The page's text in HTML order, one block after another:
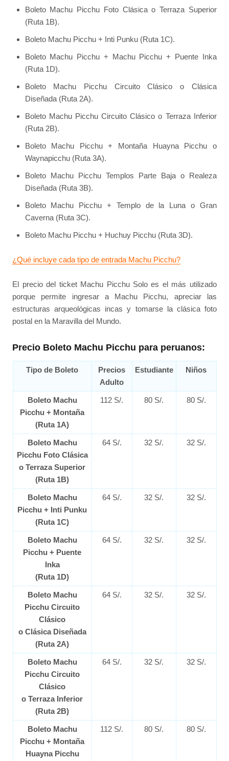
Boleto Machu Picchu Foto Clásica o Terraza Superior
(Ruta 1B).
Boleto Machu Picchu + Inti Punku (Ruta 1C).
Boleto Machu Picchu + Machu Picchu + Puente Inka
(Ruta 1D).
Boleto Machu Picchu Circuito Clásico o Clásica
Diseñada (Ruta 2A).
Boleto Machu Picchu Circuito Clásico o Terraza Inferior
(Ruta 2B).
Boleto Machu Picchu + Montaña Huayna Picchu o
Waynapicchu (Ruta 3A).
Boleto Machu Picchu Templos Parte Baja o Realeza
Diseñada (Ruta 3B).
Boleto Machu Picchu + Templo de la Luna o Gran
Caverna (Ruta 3C).
Boleto Machu Picchu + Huchuy Picchu (Ruta 3D).
¿Qué incluye cada tipo de entrada Machu Picchu?
El precio del ticket Machu Picchu Solo es el más utilizado
porque permite ingresar a Machu Picchu, apreciar las
estructuras arqueológicas incas y tomarse la clásica foto
postal en la Maravilla del Mundo.
Precio Boleto Machu Picchu para peruanos:
Tipo de Boleto
Precios
Adulto
Estudiante Niños
Boleto Machu
Picchu + Montaña
(Ruta 1A)
112 S/. 80 S/. 80 S/.
Boleto Machu
Picchu Foto Clásica
o Terraza Superior
(Ruta 1B)
64 S/. 32 S/. 32 S/.
Boleto Machu
Picchu + Inti Punku
(Ruta 1C)
64 S/. 32 S/. 32 S/.
Boleto Machu
Picchu + Puente
Inka
(Ruta 1D)
64 S/. 32 S/. 32 S/.
Boleto Machu
Picchu Circuito
Clásico
o Clásica Diseñada
(Ruta 2A)
64 S/. 32 S/. 32 S/.
Boleto Machu
Picchu Circuito
Clásico
o Terraza Inferior
(Ruta 2B)
64 S/. 32 S/. 32 S/.
Boleto Machu
Picchu + Montaña
Huayna Picchu
112 S/. 80 S/. 80 S/.